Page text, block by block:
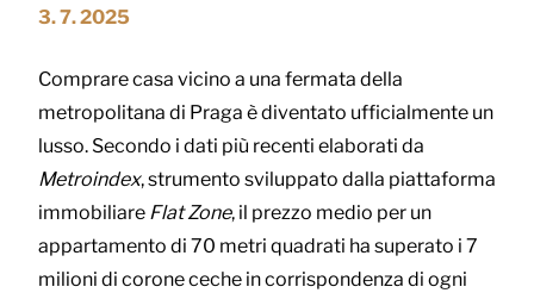
3. 7. 2025
Comprare casa vicino a una fermata della
metropolitana di Praga è diventato ufficialmente un
lusso. Secondo i dati più recenti elaborati da
Metroindex, strumento sviluppato dalla piattaforma
immobiliare Flat Zone, il prezzo medio per un
appartamento di 70 metri quadrati ha superato i 7
milioni di corone ceche in corrispondenza di ogni